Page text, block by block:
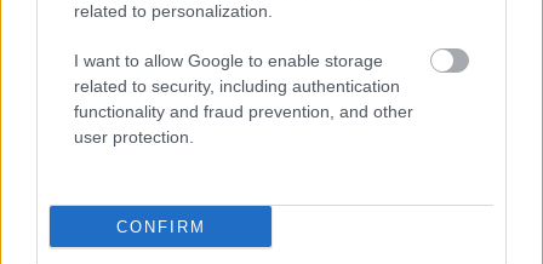
related to personalization.
I want to allow Google to enable storage
related to security, including authentication
functionality and fraud prevention, and other
user protection.
CONFIRM